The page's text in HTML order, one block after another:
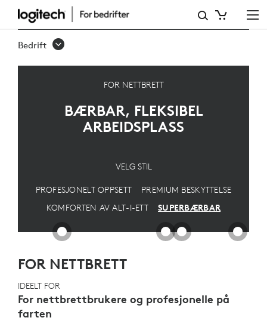
SUPERBÆRBAR
LØSNING
Bedrift
FOR NETTBRETT
BÆRBAR, FLEKSIBEL
ARBEIDSPLASS
VELG STIL
PROFESJONELT OPPSETT
PREMIUM BESKYTTELSE
KOMFORTEN AV ALT-I-ETT
SUPERBÆRBAR
FOR NETTBRETT
IDEELT FOR
For nettbrettbrukere og profesjonelle på
farten